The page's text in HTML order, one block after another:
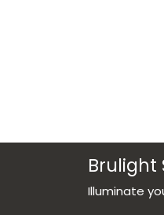
Brulight
Illuminate